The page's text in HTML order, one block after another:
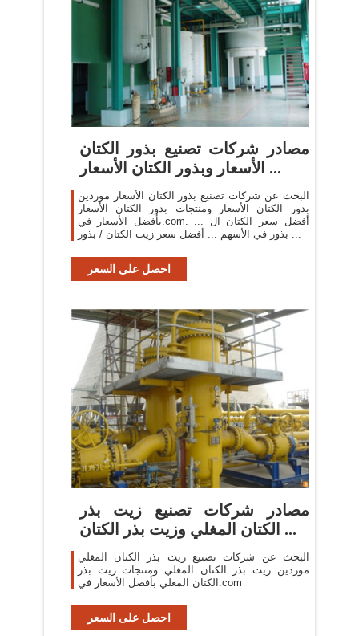
مصادر شركات تصنيع بذور الكتان
الأسعار وبذور الكتان الأسعار ...
البحث عن شركات تصنيع بذور الكتان الأسعار موردين
بذور الكتان الأسعار ومنتجات بذور الكتان الأسعار
بأفضل الأسعار في.com. ... أفضل سعر الكتان ال
بذور في الأسهم ... أفضل سعر زيت الكتان / بذور ...
احصل على السعر
مصادر شركات تصنيع زيت بذر
الكتان المغلي وزيت بذر الكتان ...
البحث عن شركات تصنيع زيت بذر الكتان المغلي
موردين زيت بذر الكتان المغلي ومنتجات زيت بذر
الكتان المغلي بأفضل الأسعار في.com
احصل على السعر